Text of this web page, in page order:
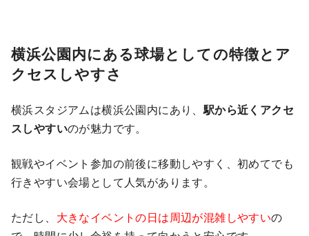
横浜公園内にある球場としての特徴とア
クセスしやすさ
横浜スタジアムは横浜公園内にあり、駅から近くアクセ
スしやすいのが魅力です。
観戦やイベント参加の前後に移動しやすく、初めてでも
行きやすい会場として人気があります。
ただし、 大きなイベントの日は周辺が混雑しやすいの